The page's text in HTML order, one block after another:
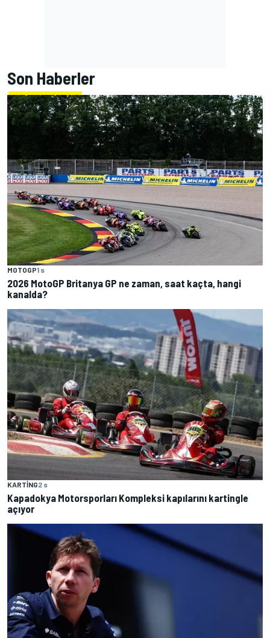
Son Haberler
MOTOGP1 s
2026 MotoGP Britanya GP ne zaman, saat kaçta, hangi
kanalda?
KARTING2 s
Kapadokya Motorsporları Kompleksi kapılarını kartingle
açıyor